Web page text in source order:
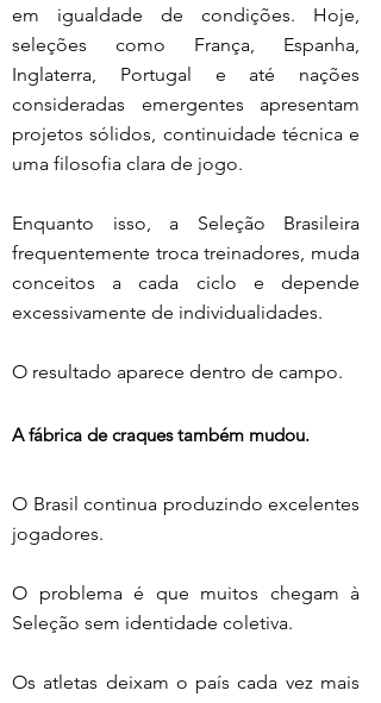
em igualdade de condições. Hoje,
seleções como França, Espanha,
Inglaterra, Portugal e até nações
consideradas emergentes apresentam
projetos sólidos, continuidade técnica e
uma filosofia clara de jogo.
Enquanto isso, a Seleção Brasileira
frequentemente troca treinadores, muda
conceitos a cada ciclo e depende
excessivamente de individualidades.
O resultado aparece dentro de campo.
A fábrica de craques também mudou.
O Brasil continua produzindo excelentes
jogadores.
O problema é que muitos chegam à
Seleção sem identidade coletiva.
Os atletas deixam o país cada vez mais